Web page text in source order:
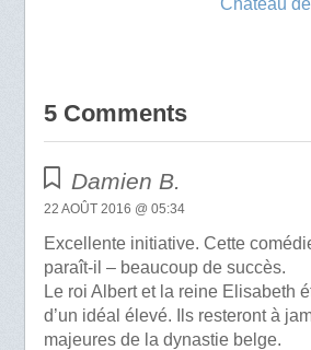
Château
5 Comments
Damien B.
22 AOÛT 2016 @ 05:34
Excellente initiative. Cette
paraît-il – beaucoup de succès.
Le roi Albert et la reine Elisabeth
d’un idéal élevé. Ils resteront à
majeures de la dynastie belge.